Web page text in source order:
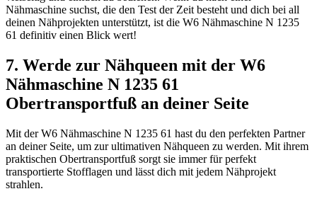
Nähmaschine suchst, die den Test der Zeit besteht und dich bei all
deinen Nähprojekten unterstützt, ist die W6 Nähmaschine N 1235
61 definitiv einen Blick wert!
7. Werde zur Nähqueen mit der W6
Nähmaschine N 1235 61
Obertransportfuß an deiner Seite
Mit der W6 Nähmaschine N 1235 61 hast du den perfekten Partner
an deiner Seite, um zur ultimativen Nähqueen zu werden. Mit ihrem
praktischen Obertransportfuß sorgt sie immer für perfekt
transportierte Stofflagen und lässt dich mit jedem Nähprojekt
strahlen.